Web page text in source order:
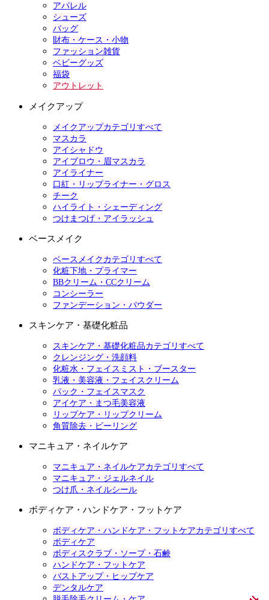
アパレル
シューズ
バッグ
財布・ケース・小物
ファッション雑貨
ベビーグッズ
福袋
アウトレット
メイクアップ
メイクアップカテゴリすべて
マスカラ
アイシャドウ
アイブロウ・眉マスカラ
アイライナー
口紅・リップライナー・グロス
チーク
ハイライト・シェーディング
つけまつげ・アイラッシュ
ベースメイク
ベースメイクカテゴリすべて
化粧下地・プライマー
BBクリーム・CCクリーム
コンシーラー
ファンデーション・パウダー
スキンケア・基礎化粧品
スキンケア・基礎化粧品カテゴリすべて
クレンジング・洗顔料
化粧水・フェイスミスト・ブースター
乳液・美容液・フェイスクリーム
パック・フェイスマスク
アイケア・まつ毛美容液
リップケア・リップクリーム
角質除去・ピーリング
マニキュア・ネイルケア
マニキュア・ネイルケアカテゴリすべて
マニキュア・ジェルネイル
つけ爪・ネイルシール
ボディケア・ハンドケア・フットケア
ボディケア・ハンドケア・フットケアカテゴリすべて
ボディケア
ボディスクラブ・ソープ・石鹸
ハンドケア・フットケア
バストアップ・ヒップケア
デンタルケア